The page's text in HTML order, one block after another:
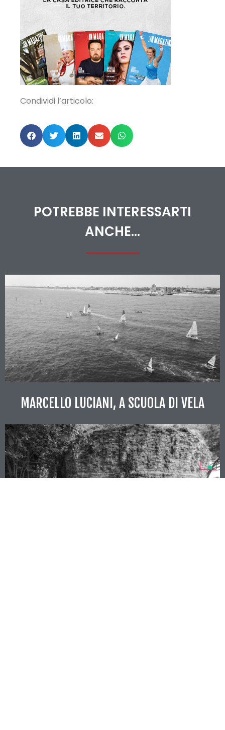
Condividi l’articolo:
POTREBBE INTERESSARTI
ANCHE...
MARCELLO LUCIANI, A SCUOLA DI VELA